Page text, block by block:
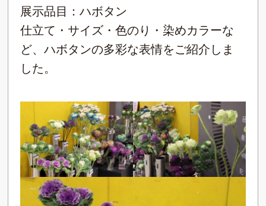
展示品目：ハボタン
仕立て・サイズ・色のり・染めカラーな
ど、ハボタンの多彩な表情をご紹介しま
した。